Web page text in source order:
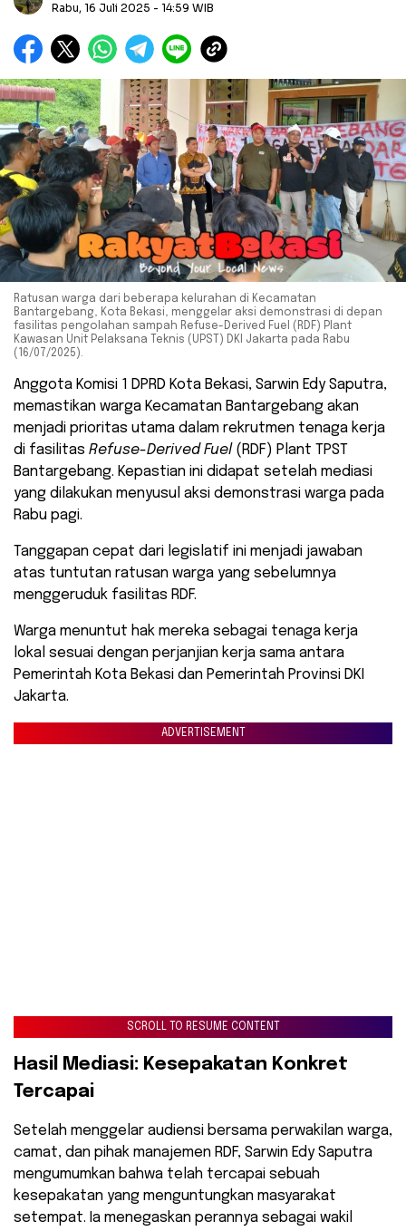
Rabu, 16 Juli 2025 - 14:59 WIB
Ratusan warga dari beberapa kelurahan di Kecamatan
Bantargebang, Kota Bekasi, menggelar aksi demonstrasi di depan
fasilitas pengolahan sampah Refuse-Derived Fuel (RDF) Plant
Kawasan Unit Pelaksana Teknis (UPST) DKI Jakarta pada Rabu
(16/07/2025).
Anggota Komisi 1 DPRD Kota Bekasi, Sarwin Edy Saputra,
memastikan warga Kecamatan Bantargebang akan
menjadi prioritas utama dalam rekrutmen tenaga kerja
di fasilitas Refuse-Derived Fuel (RDF) Plant TPST
Bantargebang. Kepastian ini didapat setelah mediasi
yang dilakukan menyusul aksi demonstrasi warga pada
Rabu pagi.
Tanggapan cepat dari legislatif ini menjadi jawaban
atas tuntutan ratusan warga yang sebelumnya
menggeruduk fasilitas RDF.
Warga menuntut hak mereka sebagai tenaga kerja
lokal sesuai dengan perjanjian kerja sama antara
Pemerintah Kota Bekasi dan Pemerintah Provinsi DKI
Jakarta.
ADVERTISEMENT
SCROLL TO RESUME CONTENT
Hasil Mediasi: Kesepakatan Konkret
Tercapai
Setelah menggelar audiensi bersama perwakilan warga,
camat, dan pihak manajemen RDF, Sarwin Edy Saputra
mengumumkan bahwa telah tercapai sebuah
kesepakatan yang menguntungkan masyarakat
setempat. Ia menegaskan perannya sebagai wakil